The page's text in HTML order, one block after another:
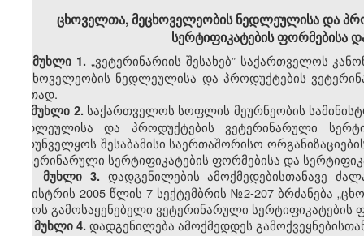
ცხოველთა, მეცხოველეობის ნედლეულისა და
სერტიფიკატების ფორმებისა
მუხლი 1. „ვეტერინარიის შესახებ” საქართველოს
მეცხოველეობის ნედლეულისა და პროდუქტების
ერთად.
მუხლი 2. საქართველოს სოფლის მეურნეობის
ნედლეულისა და პროდუქტების ვეტერინარული
უზრუნველყოს შესაბამისი საერთაშორისო
ვეტერინარული სერტიფიკატების ფორმებისა და
მუხლი 3. დადგენილების ამოქმედებისთანავე
მინისტრის 2005 წლის 7 სექტემბრის №2-207 ბრძანება
დროს გამოსაყენებელი ვეტერინარული სერტიფიკატების
მუხლი 4. დადგენილება ამოქმედდეს